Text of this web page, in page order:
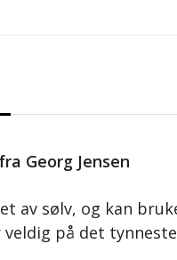
Georg Jensen
av sølv, og kan
veldig på det